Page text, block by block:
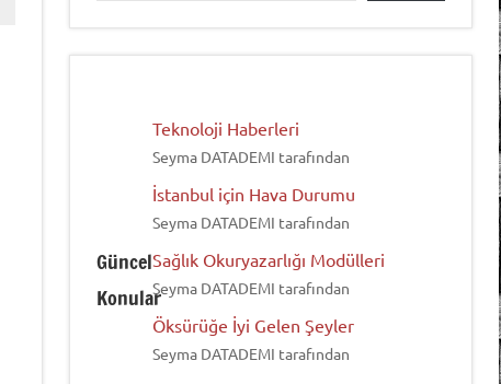
Güncel
Konular
Teknoloji Haberleri
Seyma DATADEMI tarafından
İstanbul için Hava Durumu
Seyma DATADEMI tarafından
Sağlık Okuryazarlığı Modülleri
Seyma DATADEMI tarafından
Öksürüğe İyi Gelen Şeyler
Seyma DATADEMI tarafından